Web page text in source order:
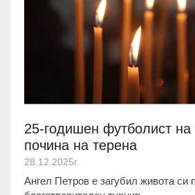
25-годишен футболист
почина на терена
28.12.2025г.
Ангел Петров е загубил живота си